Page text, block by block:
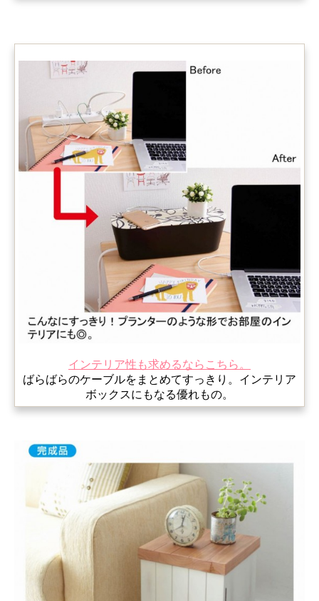
インテリア性も求めるならこちら。
ばらばらのケーブルをまとめてすっきり。インテリア
ボックスにもなる優れもの。